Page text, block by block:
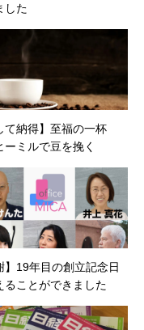
した
て納得】至福の一杯
ーミルで豆を挽く
】19年目の創立記念日
ることができました